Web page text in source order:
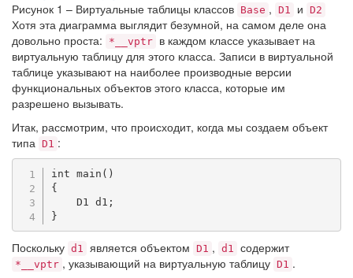
Рисунок 1 – Виртуальные таблицы классов Base , D1 и D2
Хотя эта диаграмма выглядит безумной, на самом деле она
довольно проста:
*__vptr в каждом классе указывает на
виртуальную таблицу для этого класса. Записи в виртуальной
таблице указывают на наиболее производные версии
функциональных объектов этого класса, которые им
разрешено вызывать.
Итак, рассмотрим, что происходит, когда мы создаем объект
типа D1 :
int main ( )
{
    D1 d1
;
}
Поскольку d1 является объектом D1 , d1 содержит
*__vptr , указывающий на виртуальную таблицу D1 .